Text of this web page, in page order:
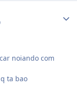
noiando com
ta bao